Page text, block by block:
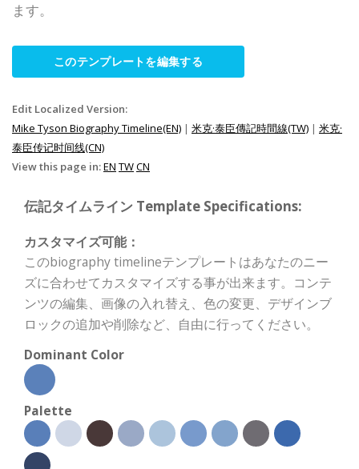
ます。
このテンプレートを編集する
Edit Localized Version:
Mike Tyson Biography Timeline(EN) | 米克·泰臣傳記時間線(TW) | 米克·
泰臣传记时间线(CN)
View this page in:EN TWCN
伝記タイムライン Template Specifications:
カスタマイズ可能：
このbiography timelineテンプレートはあなたのニー
ズに合わせてカスタマイズする事が出来ます。コンテ
ンツの編集、画像の入れ替え、色の変更、デザインブ
ロックの追加や削除など、自由に行ってください。
Dominant Color
Palette